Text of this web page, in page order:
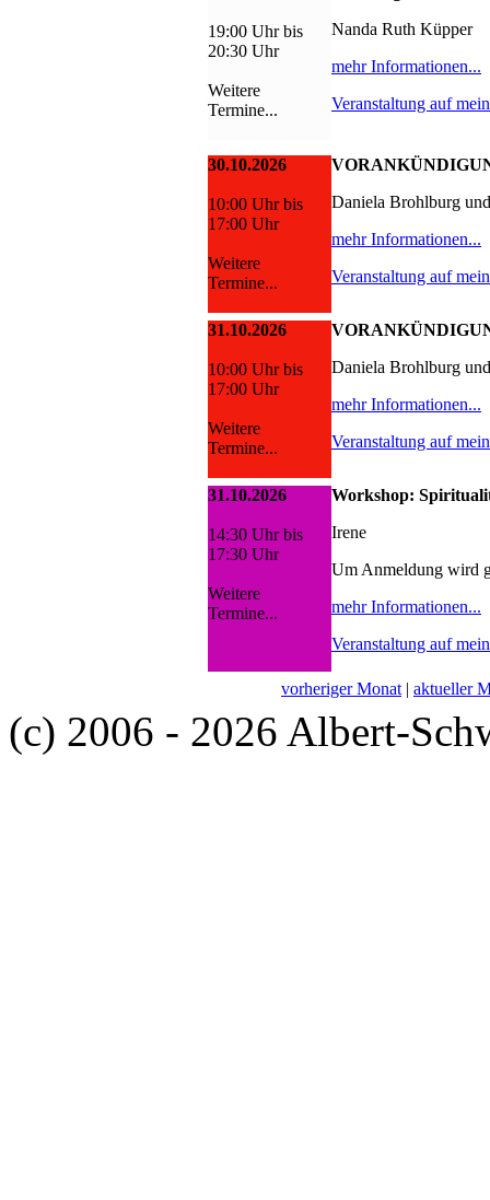
19:00 Uhr bis
20:30 Uhr
Weitere
Termine...
Nanda Ruth Küpper
mehr Informationen...
Veranstaltung auf
30.10.2026
10:00 Uhr bis
17:00 Uhr
Weitere
Termine...
Daniela Brohlburg
mehr Informationen...
Veranstaltung auf
31.10.2026
10:00 Uhr bis
17:00 Uhr
Weitere
Termine...
Daniela Brohlburg
mehr Informationen...
Veranstaltung auf
31.10.2026
14:30 Uhr bis
17:30 Uhr
Weitere
Termine...
Workshop:
Irene
Um Anmeldung wird
mehr Informationen...
Veranstaltung auf
vorheriger Monat | aktueller
(c) 2006 - 2026 Albert-